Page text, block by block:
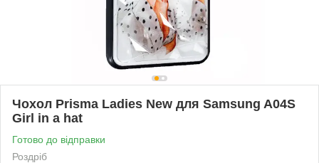
Чохол Prisma Ladies New для Samsung A04S
Girl in a hat
Готово до відправки
Роздріб